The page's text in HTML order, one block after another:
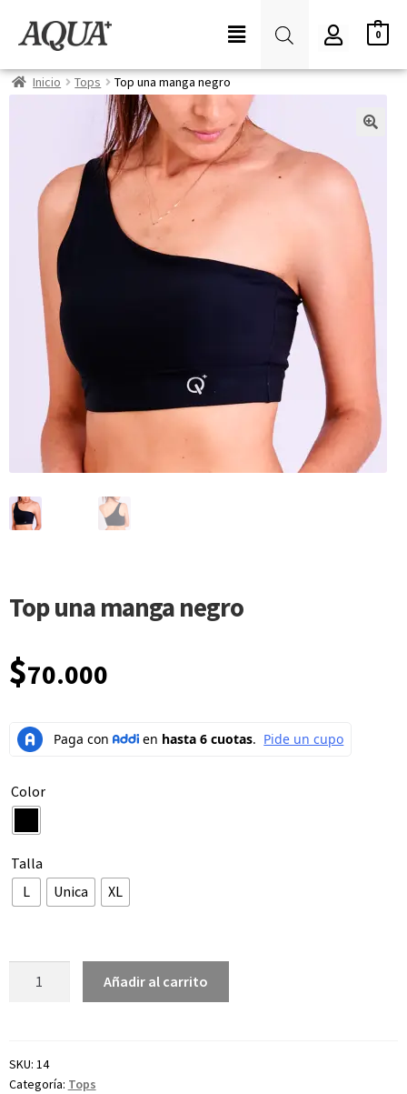
0
Inicio Tops Top una manga negro
Top una manga negro
$70.000
Color
Talla
L
Unica XL
Añadir al carrito
SKU: 14
Categoría: Tops